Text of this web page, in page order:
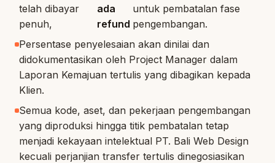
telah dibayar
penuh,
ada
refund
untuk pembatalan fase
pengembangan.
Persentase penyelesaian akan dinilai dan
didokumentasikan oleh Project Manager dalam
Laporan Kemajuan tertulis yang dibagikan kepada
Klien.
Semua kode, aset, dan pekerjaan pengembangan
yang diproduksi hingga titik pembatalan tetap
menjadi kekayaan intelektual PT. Bali Web Design
kecuali perjanjian transfer tertulis dinegosiasikan